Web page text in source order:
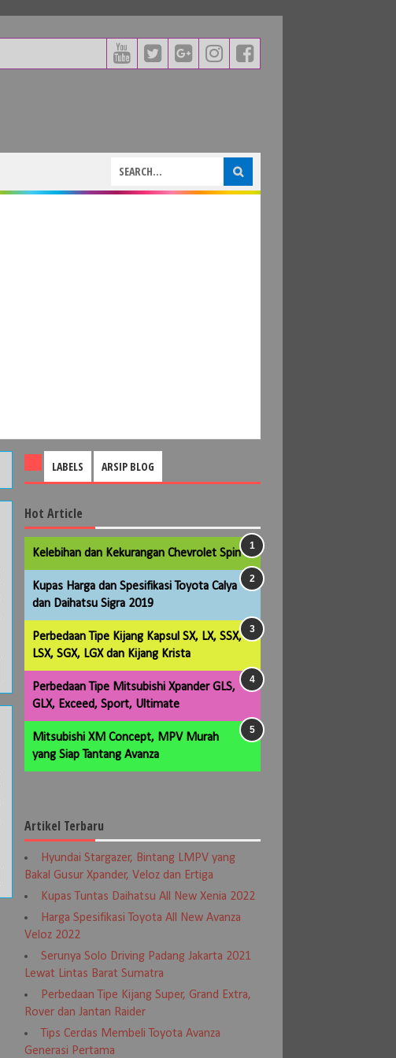
LABELS ARSIP BLOG
Hot Article
Kelebihan dan Kekurangan Chevrolet Spin
Kupas Harga dan Spesifikasi Toyota Calya
dan Daihatsu Sigra 2019
Perbedaan Tipe Kijang Kapsul SX, LX, SSX,
LSX, SGX, LGX dan Kijang Krista
Perbedaan Tipe Mitsubishi Xpander GLS,
GLX, Exceed, Sport, Ultimate
Mitsubishi XM Concept, MPV Murah
yang Siap Tantang Avanza
Artikel Terbaru
Hyundai Stargazer, Bintang LMPV yang
Bakal Gusur Xpander, Veloz dan Ertiga
Kupas Tuntas Daihatsu All New Xenia 2022
Harga Spesifikasi Toyota All New Avanza
Veloz 2022
Serunya Solo Driving Padang Jakarta 2021
Lewat Lintas Barat Sumatra
Perbedaan Tipe Kijang Super, Grand Extra,
Rover dan Jantan Raider
Tips Cerdas Membeli Toyota Avanza
Generasi Pertama